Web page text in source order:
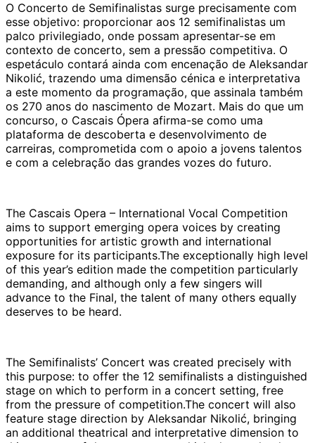
O Concerto de Semifinalistas surge precisamente com
esse objetivo: proporcionar aos 12 semifinalistas um
palco privilegiado, onde possam apresentar-se em
contexto de concerto, sem a pressão competitiva. O
espetáculo contará ainda com encenação de Aleksandar
Nikolić, trazendo uma dimensão cénica e interpretativa
a este momento da programação, que assinala também
os 270 anos do nascimento de Mozart. Mais do que um
concurso, o Cascais Ópera afirma-se como uma
plataforma de descoberta e desenvolvimento de
carreiras, comprometida com o apoio a jovens talentos
e com a celebração das grandes vozes do futuro.
The Cascais Opera – International Vocal Competition
aims to support emerging opera voices by creating
opportunities for artistic growth and international
exposure for its participants.The exceptionally high level
of this year’s edition made the competition particularly
demanding, and although only a few singers will
advance to the Final, the talent of many others equally
deserves to be heard.
The Semifinalists’ Concert was created precisely with
this purpose: to offer the 12 semifinalists a distinguished
stage on which to perform in a concert setting, free
from the pressure of competition.The concert will also
feature stage direction by Aleksandar Nikolić, bringing
an additional theatrical and interpretative dimension to